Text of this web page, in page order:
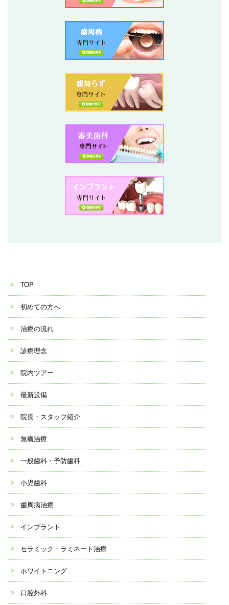
TOP
初めての方へ
治療の流れ
診療理念
院内ツアー
最新設備
院長・スタッフ紹介
無痛治療
一般歯科・予防歯科
小児歯科
歯周病治療
インプラント
セラミック・ラミネート治療
ホワイトニング
口腔外科